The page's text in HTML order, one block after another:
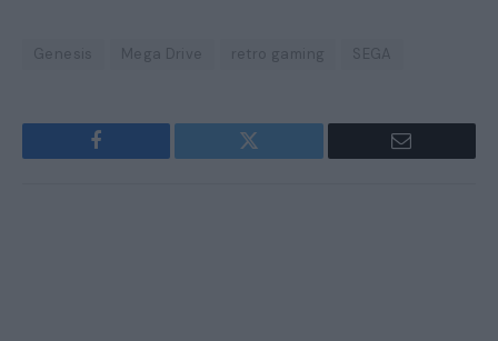
Genesis Mega Drive retro gaming SEGA
Facebook Twitter Email